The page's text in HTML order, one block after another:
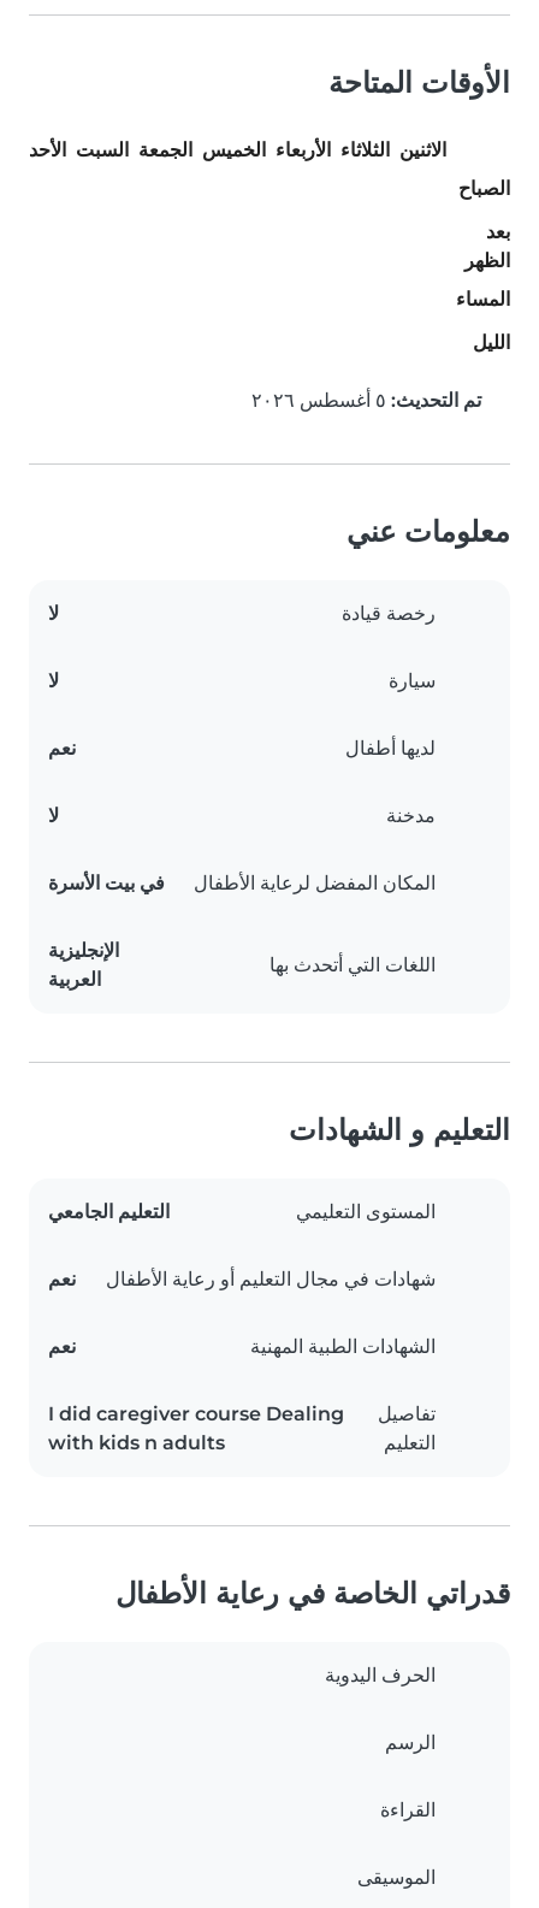
الأوقات المتاحة
الاثنين الثلاثاء الأربعاء الخميس الجمعة السبت
الأحد
الصباح
بعد
الظهر
المساء
الليل
تم التحديث:
معلومات عني
رخصة قيادة لا
سيارة لا
لديها أطفال نعم
مدخنة لا
المكان المفضل لرعاية الأطفال في بيت الأسرة
اللغات التي أتحدث بها
الإنجليزية
العربية
التعليم و الشهادات
المستوى التعليمي التعليم الجامعي
شهادات في مجال التعليم أو رعاية الأطفال نعم
الشهادات الطبية المهنية نعم
تفاصيل
التعليم
I did caregiver course Dealing
with kids n adults
قدراتي الخاصة في رعاية الأطفال
الحرف اليدوية
الرسم
القراءة
الموسيقى